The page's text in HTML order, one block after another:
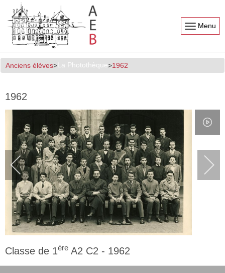
Menu
Anciens élèves La Photothèque 1962
1962
Classe de 1ère A2 C2 - 1962
1ère